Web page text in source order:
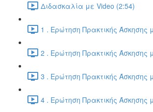
Διδασκαλία με Video (2:54)
1 . Ερώτηση Πρακτικής
2 . Ερώτηση Πρακτικής
3 . Ερώτηση Πρακτικής
4 . Ερώτηση Πρακτικής